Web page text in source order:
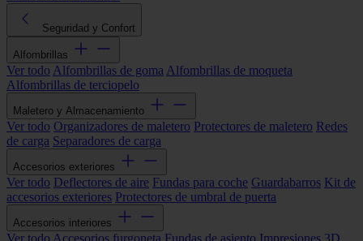
Seguridad y Confort
Alfombrillas
Ver todo Alfombrillas de goma Alfombrillas de moqueta
Alfombrillas de terciopelo
Maletero y Almacenamiento
Ver todo Organizadores de maletero Protectores de maletero Redes
de carga Separadores de carga
Accesorios exteriores
Ver todo Deflectores de aire Fundas para coche Guardabarros Kit de
accesorios exteriores Protectores de umbral de puerta
Accesorios interiores
Ver todo Accesorios furgoneta Fundas de asiento Impresiones 3D